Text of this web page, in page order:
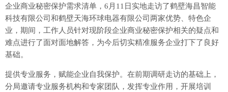
企业商业秘密保护需求清单，6月11日实地走访了鹤壁海昌智能
科技有限公司和鹤壁天海环球电器有限公司两家优势、特色企
业，期间，工作人员针对现阶段企业商业秘密保护相关的疑点和
难点进行了面对面地解答，为今后切实精准服务企业打下了良好
基础。
提供专业服务，赋能企业自我保护。在前期调研走访的基础上，
分局邀请专业服务机构和专家团队，发挥专业作用，开展培训